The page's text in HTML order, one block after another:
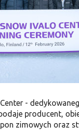
-
producent,
zimowych oraz